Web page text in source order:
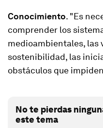
Conocimiento. "Es
comprender los
medioambientales, las
sostenibilidad, las
obstáculos que
No te pierdas
este tema